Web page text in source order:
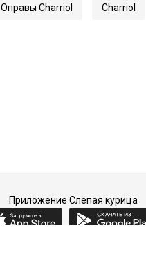
Оправы Charriol Charriol
Приложение Слепая курица